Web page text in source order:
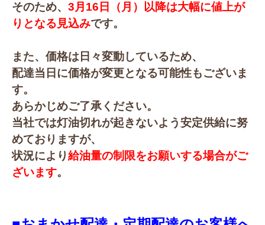
そのため、 3月16日（月）以降は大幅に値上が
りとなる見込みです。
また、価格は日々変動しているため、
配達当日に価格が変更となる可能性もございま
す。
あらかじめご了承ください。
当社では灯油切れが起きないよう安定供給に努
めておりますが、
状況により給油量の制限をお願いする場合がご
ざいます。